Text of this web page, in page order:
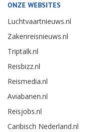
ONZE WEBSITES
Luchtvaartnieuws.nl
Zakenreisnieuws.nl
Triptalk.nl
Reisbizz.nl
Reismedia.nl
Aviabanen.nl
Reisjobs.nl
Caribisch Nederland.nl